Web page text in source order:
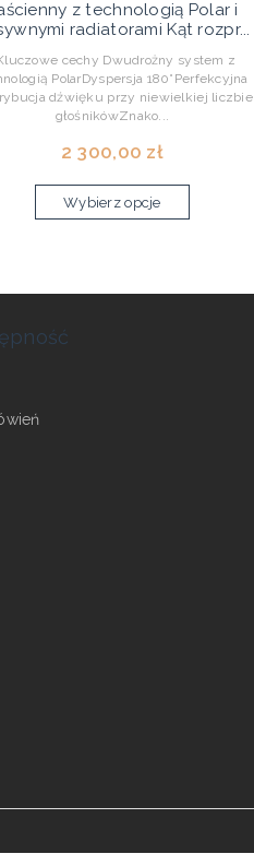
z technologią Polar i
radiatorami Kąt rozpr...
cechy Dwudrożny system z
PolarDyspersja 180°Perfekcyjna
dźwięku przy niewielkiej liczbie
głośnikówZnako...
2 300,00 zł
Wybierz opcje